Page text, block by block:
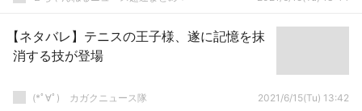
【ネタバレ】テニスの王子様、遂に記憶を抹
消する技が登場
(*ﾟ∀ﾟ)ゞカガクニュース隊 2021/6/15(Tu) 13:42